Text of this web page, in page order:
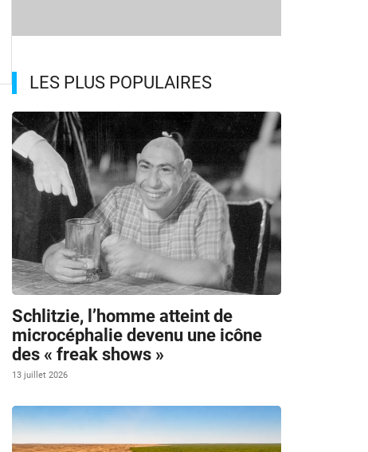
LES PLUS POPULAIRES
Schlitzie, l’homme atteint de
microcéphalie devenu une icône
des « freak shows »
13 juillet 2026